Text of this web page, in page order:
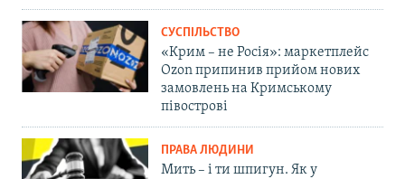
СУСПІЛЬСТВО
«Крим – не Росія»: маркетплейс
Ozon припинив прийом нових
замовлень на Кримському
півострові
ПРАВА ЛЮДИНИ
Мить – і ти шпигун. Як у